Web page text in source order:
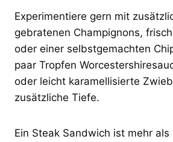
Experimentiere gern mit
gebratenen Champignons,
oder einer selbstgemachten
paar Tropfen
oder leicht karamellisierte
zusätzliche Tiefe.
Ein Steak Sandwich ist mehr